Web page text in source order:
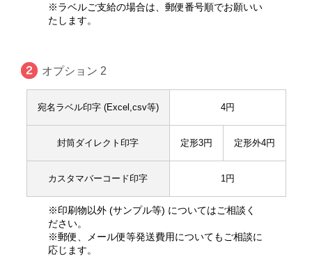
※ラベルご支給の場合は、郵便番号順でお願いい
たします。
オプション 2
宛名ラベル印字 (Excel,csv等) 4円
封筒ダイレクト印字 定形3円 定形外4円
カスタマバーコード印字 1円
※印刷物以外 (サンプル等) についてはご相談く
ださい。
※郵便、メール便等発送費用についてもご相談に
応じます。